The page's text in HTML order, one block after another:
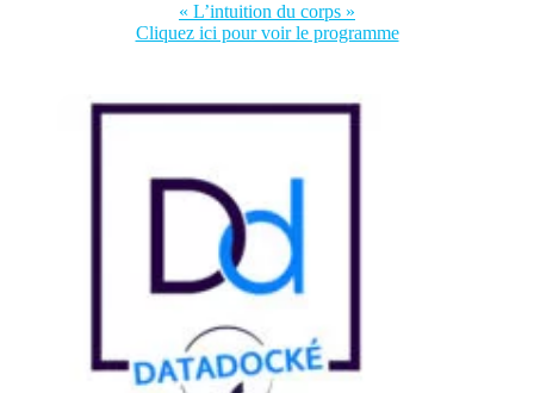
« L’intuition du corps »
Cliquez ici pour voir le programme